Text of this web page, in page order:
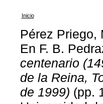
Inicio
Pérez Priego,
En F. B.
centenario
de la Reina,
de 1999) (pp.